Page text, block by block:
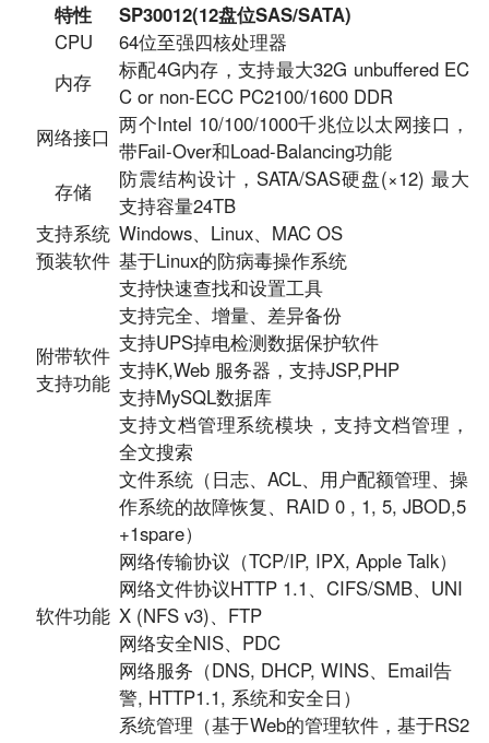
特性
SP30012(12盘位SAS/SATA)
CPU
64位至强四核处理器
内存
标配4G内存，支持最大32G unbuffered EC
C or non-ECC PC2100/1600 DDR
网络接口 两个Intel 10/100/1000千兆位以太网接口，
带Fail-Over和Load-Balancing功能
存储
防震结构设计，SATA/SAS硬盘(×12) 最大
支持容量24TB
支持系统 Windows、Linux、MAC OS
预装软件 基于Linux的防病毒操作系统
附带软件
支持功能
支持快速查找和设置工具
支持完全、增量、差异备份
支持UPS掉电检测数据保护软件
支持K,Web 服务器，支持JSP,PHP
支持MySQL数据库
支持文档管理系统模块，支持文档管理，
全文搜索
软件功能
文件系统（日志、ACL、用户配额管理、操
作系统的故障恢复、RAID 0 , 1, 5, JBOD,5
+1spare）
网络传输协议（TCP/IP, IPX, Apple Talk）
网络文件协议HTTP 1.1、CIFS/SMB、UNI
X (NFS v3)、FTP
网络安全NIS、PDC
网络服务（DNS, DHCP, WINS、Email告
警, HTTP1.1, 系统和安全日）
系统管理（基于Web的管理软件，基于RS2